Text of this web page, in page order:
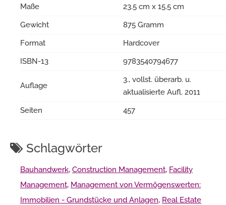
Maße
23.5 cm x 15.5 cm
Gewicht
875 Gramm
Format
Hardcover
ISBN-13
9783540794677
Auflage
3., vollst. überarb. u.
aktualisierte Aufl. 2011
Seiten
457
Schlagwörter
Bauhandwerk, Construction Management, Facility
Management, Management von Vermögenswerten:
Immobilien - Grundstücke und Anlagen, Real Estate